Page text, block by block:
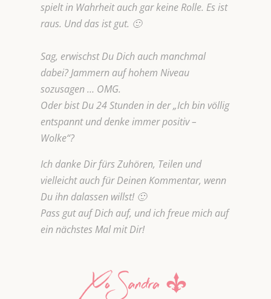
spielt in Wahrheit auch gar keine Rolle. Es ist
raus. Und das ist gut. 🙂
Sag, erwischst Du Dich auch manchmal
dabei? Jammern auf hohem Niveau
sozusagen … OMG.
Oder bist Du 24 Stunden in der „Ich bin völlig
entspannt und denke immer positiv –
Wolke“?
Ich danke Dir fürs Zuhören, Teilen und
vielleicht auch für Deinen Kommentar, wenn
Du ihn dalassen willst! 🙂
Pass gut auf Dich auf, und ich freue mich auf
ein nächstes Mal mit Dir!